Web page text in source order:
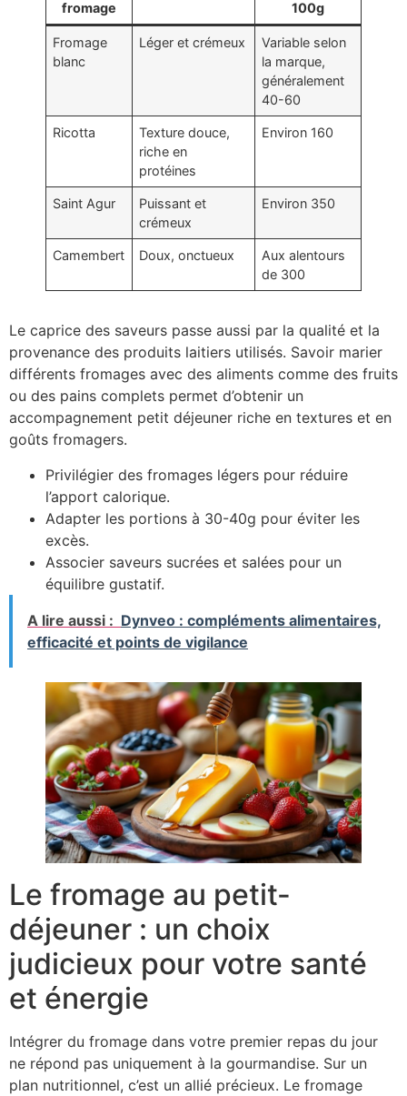
fromage
100g
Fromage
blanc
Léger et crémeux
Variable selon
la marque,
généralement
40-60
Ricotta
Texture douce,
riche en
protéines
Environ 160
Saint Agur
Puissant et
crémeux
Environ 350
Camembert Doux, onctueux
Aux alentours
de 300
Le caprice des saveurs passe aussi par la qualité et la
provenance des produits laitiers utilisés. Savoir marier
différents fromages avec des aliments comme des fruits
ou des pains complets permet d’obtenir un
accompagnement petit déjeuner riche en textures et en
goûts fromagers.
Privilégier des fromages légers pour réduire
l’apport calorique.
Adapter les portions à 30-40g pour éviter les
excès.
Associer saveurs sucrées et salées pour un
équilibre gustatif.
A lire aussi : Dynveo : compléments alimentaires,
efficacité et points de vigilance
Le fromage au petit-
déjeuner : un choix
judicieux pour votre santé
et énergie
Intégrer du fromage dans votre premier repas du jour
ne répond pas uniquement à la gourmandise. Sur un
plan nutritionnel, c’est un allié précieux. Le fromage